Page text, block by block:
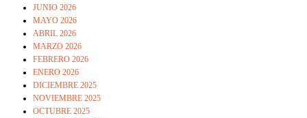
JUNIO 2026
MAYO 2026
ABRIL 2026
MARZO 2026
FEBRERO 2026
ENERO 2026
DICIEMBRE 2025
NOVIEMBRE 2025
OCTUBRE 2025